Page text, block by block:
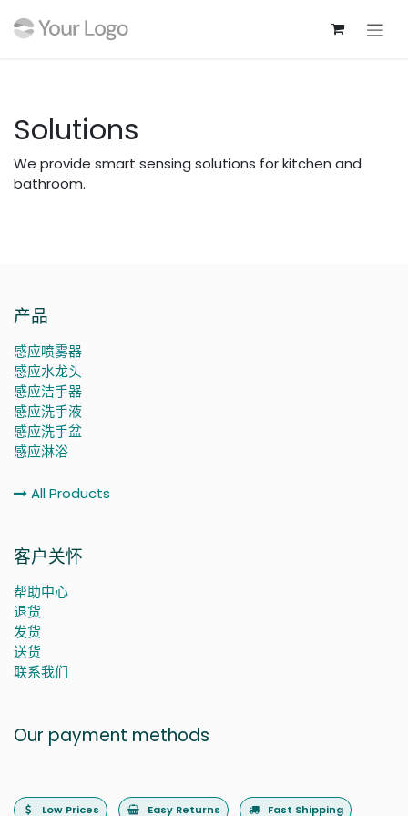
Solutions
We provide smart sensing solutions for kitchen and
bathroom.
产品
感应喷雾器
感应水龙头
感应洁手器
感应洗手液
感应洗手盆
感应淋浴
All Products
客户关怀
帮助中心
退货
发货
送货
联系我们
Our payment methods
Low Prices Easy Returns Fast Shipping